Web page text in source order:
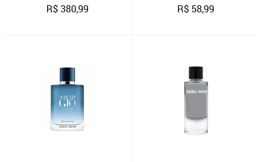
R$380,99 R$ 58,99